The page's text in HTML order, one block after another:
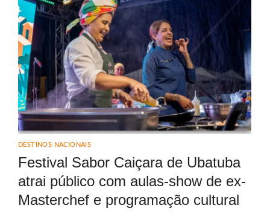
DESTINOS NACIONAIS
Festival Sabor Caiçara de Ubatuba
atrai público com aulas-show de ex-
Masterchef e programação cultural